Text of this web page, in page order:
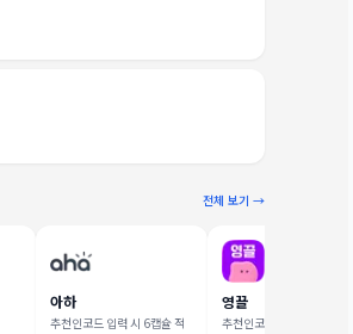
전체 보기 →
아하
추천인코드 입력 시 6캡슐 적
영끌
추천인코드 입력 시 1,000 포